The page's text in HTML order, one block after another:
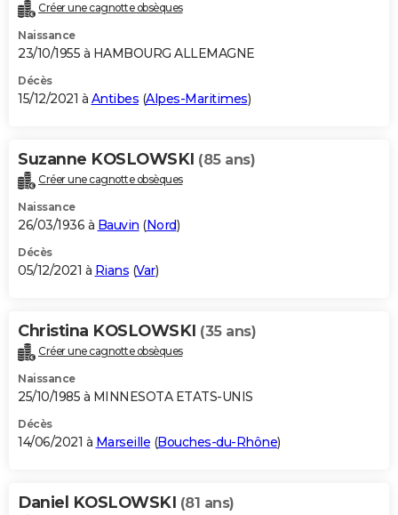
Créer une cagnotte obsèques
Naissance
23/10/1955 à HAMBOURG ALLEMAGNE
Décès
15/12/2021 à Antibes (Alpes-Maritimes)
Suzanne KOSLOWSKI (85 ans)
Créer une cagnotte obsèques
Naissance
26/03/1936 à Bauvin (Nord)
Décès
05/12/2021 à Rians (Var)
Christina KOSLOWSKI (35 ans)
Créer une cagnotte obsèques
Naissance
25/10/1985 à MINNESOTA ETATS-UNIS
Décès
14/06/2021 à Marseille (Bouches-du-Rhône)
Daniel KOSLOWSKI (81 ans)